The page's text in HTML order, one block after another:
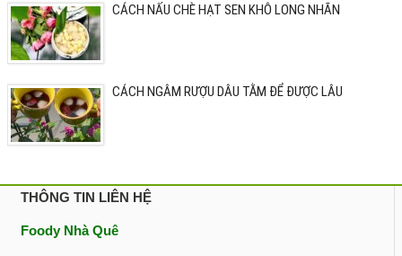
CÁCH NẤU CHÈ HẠT SEN KHÔ LONG NHÃN
CÁCH NGÂM RƯỢU DÂU TẰM ĐỂ ĐƯỢC LÂU
THÔNG TIN LIÊN HỆ
Foody Nhà Quê